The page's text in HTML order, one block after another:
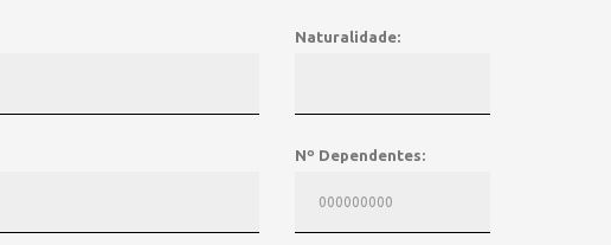
Naturalidade:
Nº Dependentes: